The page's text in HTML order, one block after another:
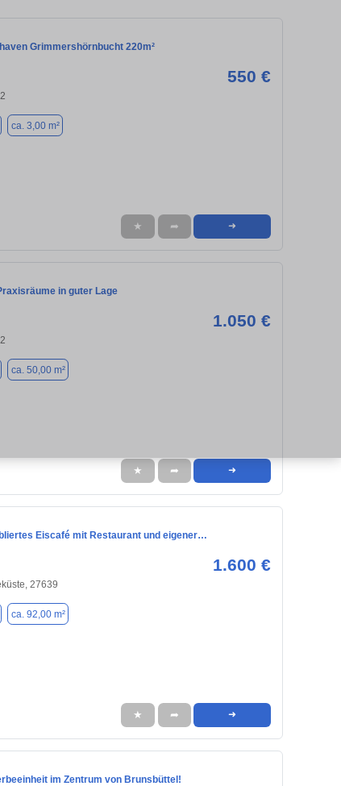
Grimmershörnbucht 220m²
550 €
ca. 3,00 m²
★ ➦ ➜
in guter Lage
1.050 €
ca. 50,00 m²
★ ➦ ➜
Eiscafé mit Restaurant und eigener…
1.600 €
27639
ca. 92,00 m²
★ ➦ ➜
im Zentrum von Brunsbüttel!